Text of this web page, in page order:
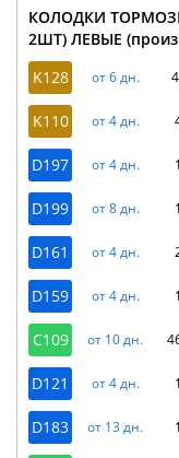
КОЛОДКИ
2ШТ) ЛЕВЫЕ
K128
от 6 дн.
K110 от 4 дн.
D197 от 4 дн.
D199 от 8 дн.
D161 от 4 дн.
D159 от 4 дн.
C109 от 10 дн.
D121 от 4 дн.
D183 от 13 дн.